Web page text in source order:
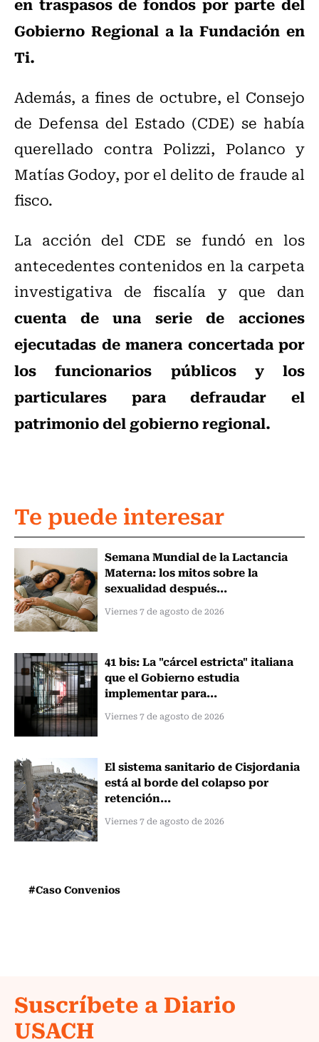
Gobierno Regional a la Fundación en
Ti.
Además, a fines de octubre, el Consejo
de Defensa del Estado (CDE) se había
querellado contra Polizzi, Polanco y
Matías Godoy, por el delito de fraude al
fisco.
La acción del CDE se fundó en los
antecedentes contenidos en la carpeta
investigativa de fiscalía y que dan
cuenta de una serie de acciones
ejecutadas de manera concertada por
los funcionarios públicos y los
particulares para defraudar el
patrimonio del gobierno regional.
Te puede interesar
Semana Mundial de la Lactancia
Materna: los mitos sobre la
sexualidad después...
Viernes 7 de agosto de 2026
41 bis: La "cárcel estricta" italiana
que el Gobierno estudia
implementar para...
Viernes 7 de agosto de 2026
El sistema sanitario de Cisjordania
está al borde del colapso por
retención...
Viernes 7 de agosto de 2026
#Caso Convenios